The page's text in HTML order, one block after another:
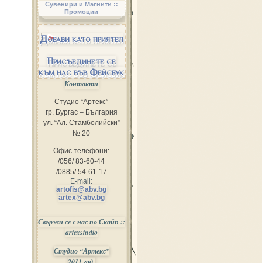
Сувенири и Магнити ::
Промоции
Добави като приятел
Присъединете се
към нас във Фейсбук
Контакти
Студио “Артекс”
гр. Бургас – България
ул. “Ал. Стамболийски”
№ 20
Офис телефони:
/056/ 83-60-44
/0885/ 54-61-17
E-mail:
artofis@abv.bg
artex@abv.bg
Свържи се с нас по Скайп ::
artexstudio
Студио “Артекс”